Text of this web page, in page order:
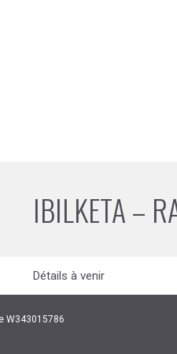
IBILKETA –
Détails à venir
W343015786